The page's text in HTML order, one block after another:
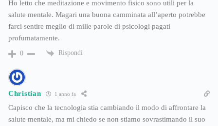
Ho letto che meditazione e movimento fisico sono utili per la
salute mentale. Magari una buona camminata all’aperto potrebbe
farci sentire meglio di mille parole di psicologi pagati
profumatamente.
0 Rispondi
Christian 1 anno fa
Capisco che la tecnologia stia cambiando il modo di affrontare la
salute mentale, ma mi chiedo se non stiamo sovrastimando il suo